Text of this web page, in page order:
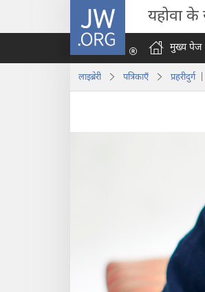
JW.ORG यहोवा के
मुख्य पेज
लाइब्रेरी पत्रिकाएँ